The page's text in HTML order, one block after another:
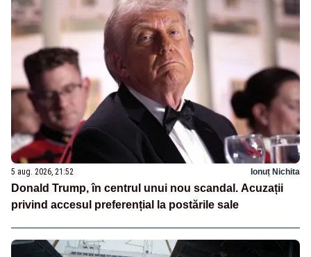
5 aug. 2026, 21:52 Ionuț Nichita
Donald Trump, în centrul unui nou scandal. Acuzații
privind accesul preferențial la postările sale